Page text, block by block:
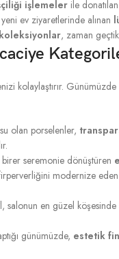
işlemeler ile
ev ziyaretlerinde alınan
, zaman
kolaylaştırır. Günümüzde
olan porselenler,
birer seremonie dönüştüren
modernize eden
salonun en güzel
günümüzde, estetik